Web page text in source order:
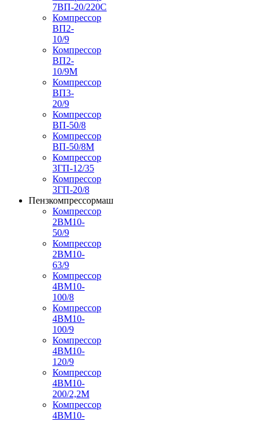
7ВП-20/220С
Компрессор
ВП2-
10/9
Компрессор
ВП2-
10/9М
Компрессор
ВП3-
20/9
Компрессор
ВП-50/8
Компрессор
ВП-50/8М
Компрессор
3ГП-12/35
Компрессор
3ГП-20/8
Пензкомпрессормаш
Компрессор
2ВМ10-
50/9
Компрессор
2ВМ10-
63/9
Компрессор
4ВМ10-
100/8
Компрессор
4ВМ10-
100/9
Компрессор
4ВМ10-
120/9
Компрессор
4ВМ10-
200/2,2М
Компрессор
4ВМ10-